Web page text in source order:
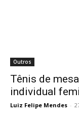
Outros
Tênis de
individual
Luiz Felipe Mendes -